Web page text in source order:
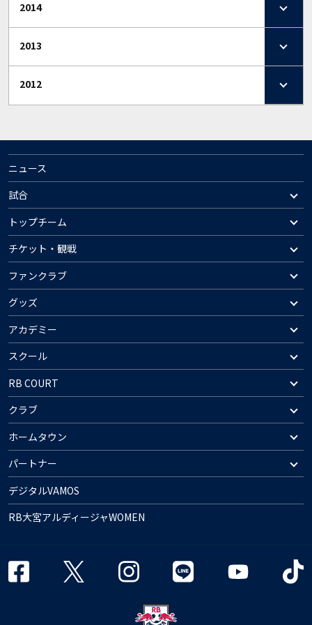
2014
2013
2012
ニュース
試合
トップチーム
チケット・観戦
ファンクラブ
グッズ
アカデミー
スクール
RB COURT
クラブ
ホームタウン
パートナー
デジタルVAMOS
RB大宮アルディージャWOMEN